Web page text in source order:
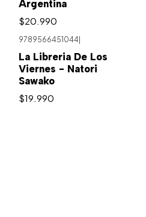
Argentina
$20.990
9789566451044
La Libreria De Los
Viernes - Natori
Sawako
$19.990